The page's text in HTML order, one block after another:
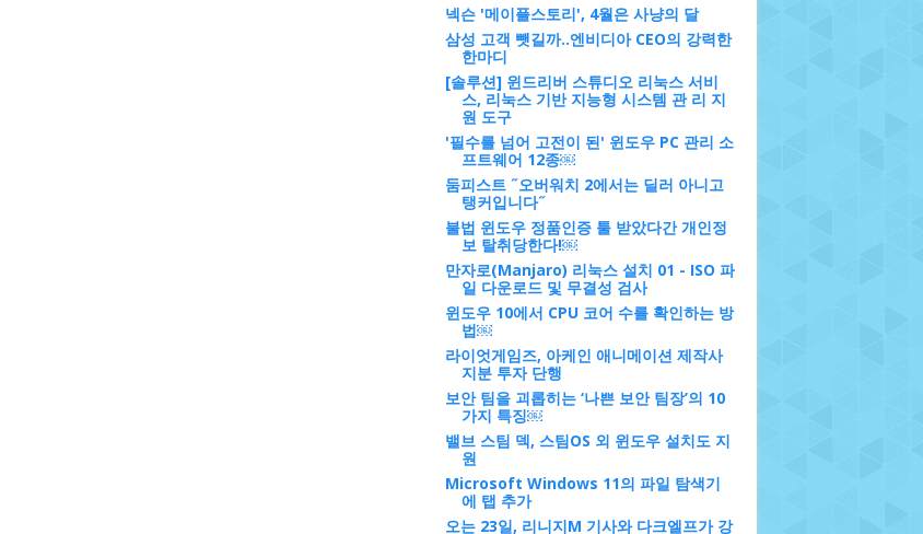
넥슨 '메이플스토리', 4월은 사냥의 달
삼성 고객 뺏길까..엔비디아 CEO의 강력한
한마디
[솔루션] 윈드리버 스튜디오 리눅스 서비
스, 리눅스 기반 지능형 시스템 관 리 지
원 도구
'필수를 넘어 고전이 된' 윈도우 PC 관리 소
프트웨어 12종￼
둠피스트 ˝오버워치 2에서는 딜러 아니고
탱커입니다˝
불법 윈도우 정품인증 툴 받았다간 개인정
보 탈취당한다!￼
만자로(Manjaro) 리눅스 설치 01 - ISO 파
일 다운로드 및 무결성 검사
윈도우 10에서 CPU 코어 수를 확인하는 방
법￼
라이엇게임즈, 아케인 애니메이션 제작사
지분 투자 단행
보안 팀을 괴롭히는 ‘나쁜 보안 팀장’의 10
가지 특징￼
밸브 스팀 덱, 스팀OS 외 윈도우 설치도 지
원
Microsoft Windows 11의 파일 탐색기
에 탭 추가
오는 23일, 리니지M 기사와 다크엘프가 강